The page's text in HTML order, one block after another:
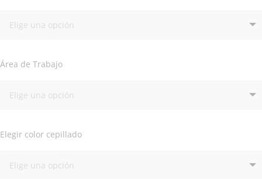
Área de Trabajo
Elegir color cepillado